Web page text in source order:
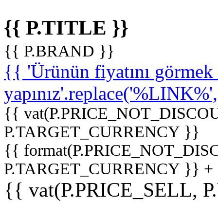
{{ P.TITLE }}
{{ P.BRAND }}
{{ 'Ürünün fiyatını
{{
P.TARGET_CURRENCY }}
{{
P.TARGET_CURRENCY }}
{{ vat(P.PRICE_SELL,